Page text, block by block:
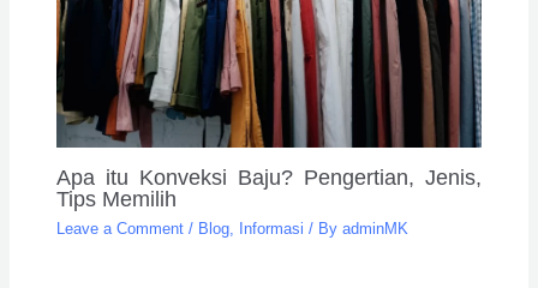
Apa itu Konveksi Baju? Pengertian, Jenis,
Tips Memilih
Leave a Comment / Blog Informasi / ByadminMK